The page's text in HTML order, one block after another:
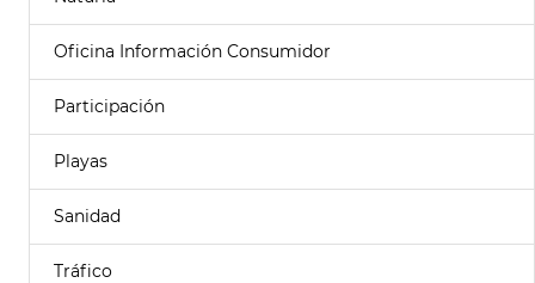
Oficina Información Consumidor
Participación
Playas
Sanidad
Tráfico